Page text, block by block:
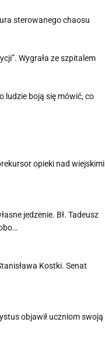
sterowanego chaosu
Wygrała ze szpitalem
ludzie boją się mówić, co
opieki nad wiejskimi
jedzenie. Bł. Tadeusz
Kostki. Senat
objawił uczniom swoją